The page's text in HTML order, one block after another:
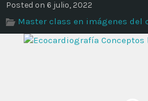
Posted on 6 julio, 2022
Master class en imágenes del